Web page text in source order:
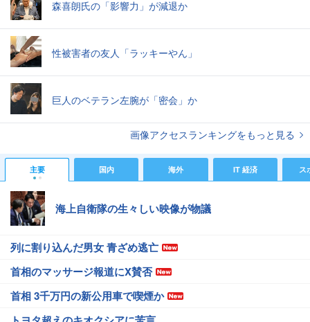
森喜朗氏の「影響力」が減退か
性被害者の友人「ラッキーやん」
巨人のベテラン左腕が「密会」か
画像アクセスランキングをもっと見る
主要 国内 海外 IT 経済 ス
海上自衛隊の生々しい映像が物議
列に割り込んだ男女 青ざめ逃亡
首相のマッサージ報道にX賛否
首相 3千万円の新公用車で喫煙か